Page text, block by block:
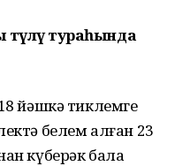
тураһында
йәшкә тиклемге
белем алған 23
күберәк бала